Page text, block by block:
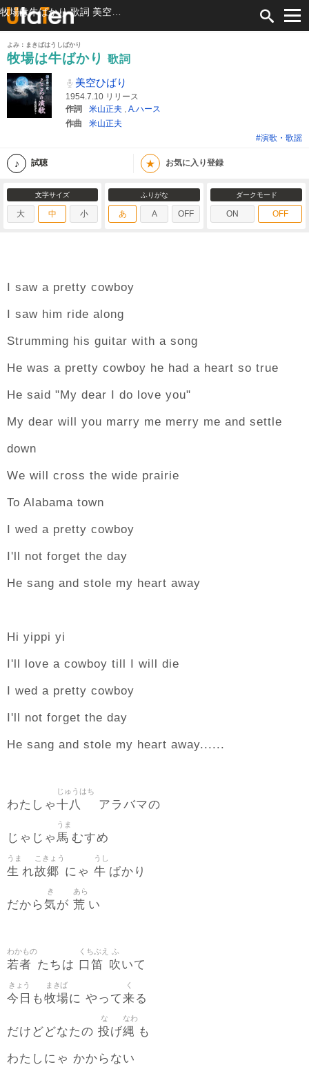
よみ：まきばはうしばかり
牧場は牛ばかり
歌詞
美空ひばり
1954.7.10 リリース
作詞
米山正夫 , A.ハース
作曲
米山正夫
#演歌・歌謡
試聴 ★ お気に入り登録
文字サイズ
大 中 小
ふりがな
あ A OFF
ダークモード
ON OFF
I saw a pretty cowboy
I saw him ride along
Strumming his guitar with a song
He was a pretty cowboy he had a heart so true
He said "My dear I do love you"
My dear will you marry me merry me and settle
down
We will cross the wide prairie
To Alabama town
I wed a pretty cowboy
I'll not forget the day
He sang and stole my heart away
Hi yippi yi
I'll love a cowboy till I will die
I wed a pretty cowboy
I'll not forget the day
He sang and stole my heart away......
わたしゃ十八
じゅうはち
アラバマの
じゃじゃ馬
うま
むすめ
生
うま
れ故郷
こきょう
にゃ 牛
うし
ばかり
だから気
き
が 荒
あら
い
若者
わかもの
たちは 口笛
くちぶえ
吹
ふ
いて
今日
きょう
も牧場
まきば
に やって来
く
る
だけどどなたの 投
な
げ縄
なわ
も
わたしにゃ かからない